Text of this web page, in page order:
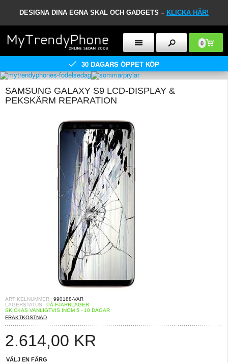
DESIGNA DINA EGNA SKAL OCH GADGETS – KLICKA HÄR!
0
30 DAGARS ÖPPET KÖP
SAMSUNG GALAXY S9 LCD-DISPLAY &
PEKSKÄRM REPARATION
ARTIKELNUMMER: 990188-VAR
LAGERSTATUS: PÅ FJÄRRLAGER.
SKICKAS VANLIGTVIS INOM 5 - 10 DAGAR
FRAKTKOSTNAD
2.614,00 KR
VÄLJ EN FÄRG